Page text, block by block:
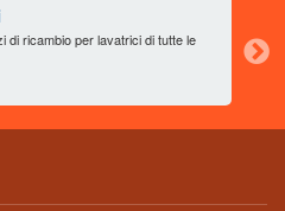
di ricambio per lavatrici di tutte le